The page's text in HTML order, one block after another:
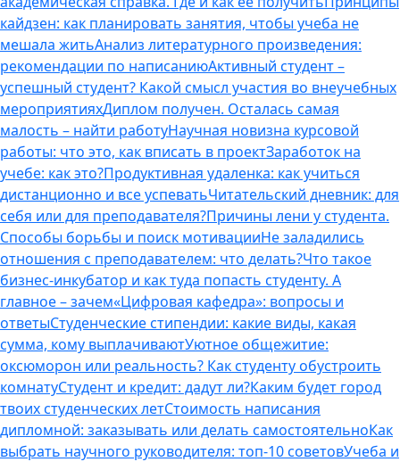
кайдзен: как планировать занятия, чтобы учеба не
мешала житьАнализ литературного произведения:
рекомендации по написаниюАктивный студент –
успешный студент? Какой смысл участия во внеучебных
мероприятияхДиплом получен. Осталась самая
малость – найти работуНаучная новизна курсовой
работы: что это, как вписать в проектЗаработок на
учебе: как это?Продуктивная удаленка: как учиться
дистанционно и все успеватьЧитательский дневник: для
себя или для преподавателя?Причины лени у студента.
Способы борьбы и поиск мотивацииНе заладились
отношения с преподавателем: что делать?Что такое
бизнес-инкубатор и как туда попасть студенту. А
главное – зачем«Цифровая кафедра»: вопросы и
ответыСтуденческие стипендии: какие виды, какая
сумма, кому выплачиваютУютное общежитие:
оксюморон или реальность? Как студенту обустроить
комнатуСтудент и кредит: дадут ли?Каким будет город
твоих студенческих летСтоимость написания
дипломной: заказывать или делать самостоятельноКак
выбрать научного руководителя: топ-10 советовУчеба и